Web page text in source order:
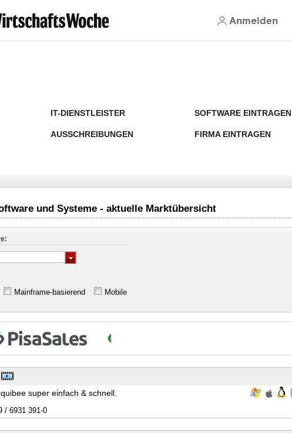
Anmelden
IT-DIENSTLEISTER SOFTWARE EINTRAGEN
AUSSCHREIBUNGEN FIRMA EINTRAGEN
und Systeme - aktuelle Marktübersicht
Mainframe-basierend Mobile
super einfach & schnell.
/ 6931 391-0